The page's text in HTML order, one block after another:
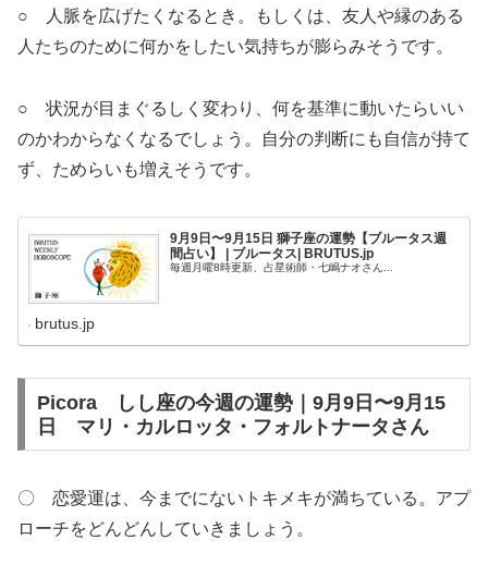
○ 人脈を広げたくなるとき。もしくは、友人や縁のある
人たちのために何かをしたい気持ちが膨らみそうです。
○ 状況が目まぐるしく変わり、何を基準に動いたらいい
のかわからなくなるでしょう。自分の判断にも自信が持て
ず、ためらいも増えそうです。
9月9日〜9月15日 獅子座の運勢【ブルータス週
間占い】 | ブルータス| BRUTUS.jp
毎週月曜8時更新、占星術師・七嶋ナオさん...
brutus.jp
Picora しし座の今週の運勢｜9月9日〜9月15
日 マリ・カルロッタ・フォルトナータさん
〇 恋愛運は、今までにないトキメキが満ちている。アプ
ローチをどんどんしていきましょう。